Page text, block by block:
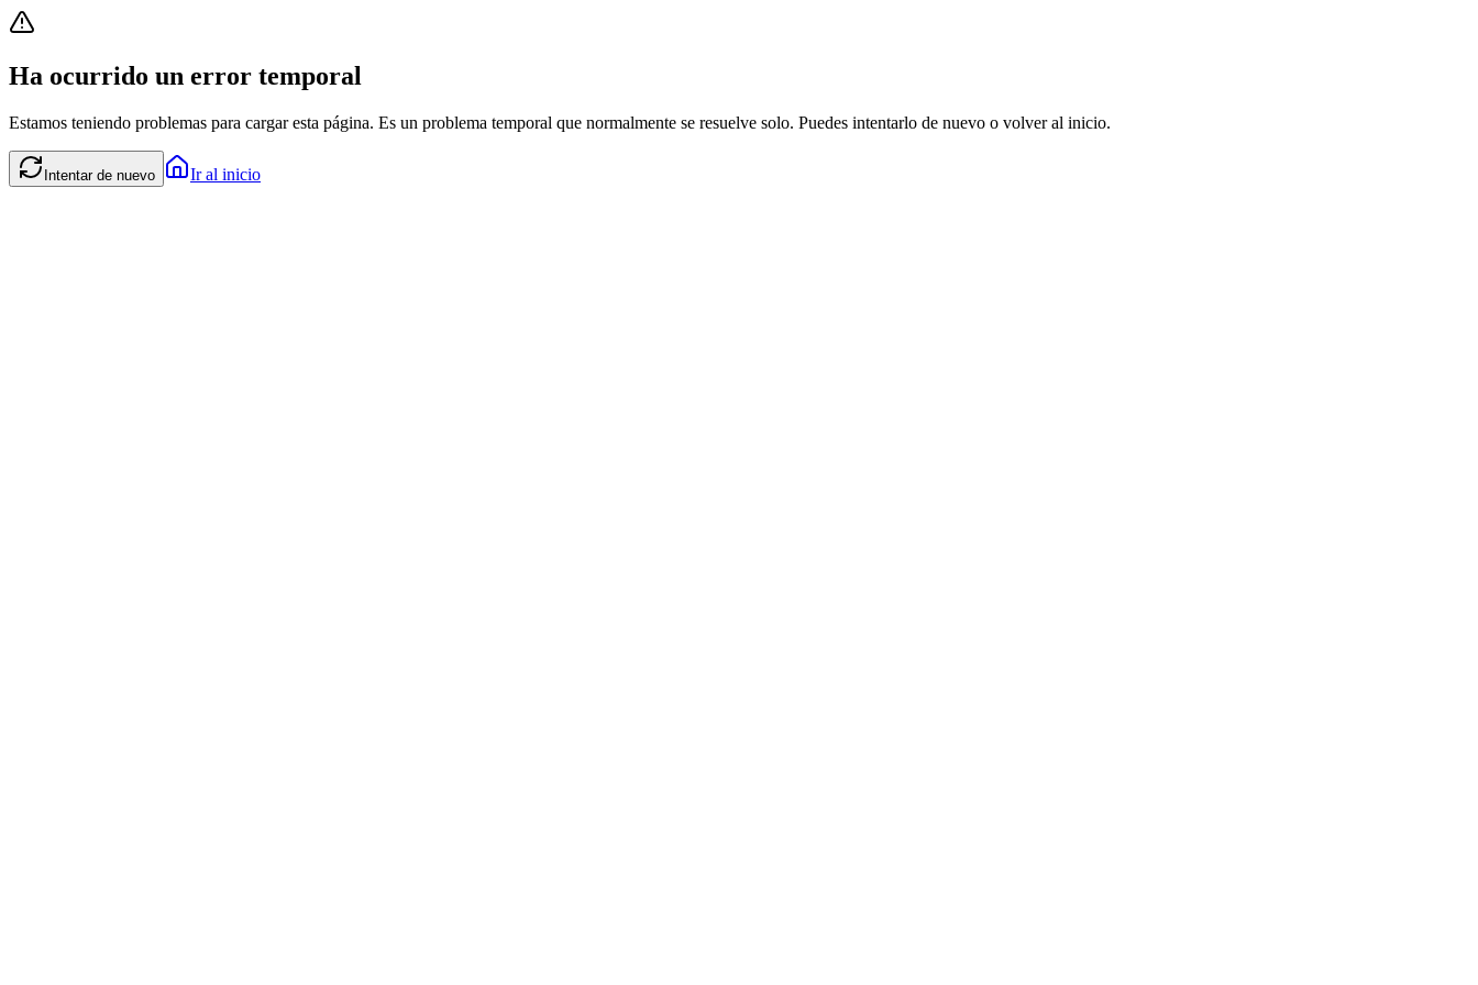
Ha ocurrido un error temporal
Estamos teniendo problemas para cargar esta página. Es un problema temporal que normalmente se resuelve solo. Puedes intentarlo de nuevo o volver al inicio.
Intentar de nuevo Ir al inicio